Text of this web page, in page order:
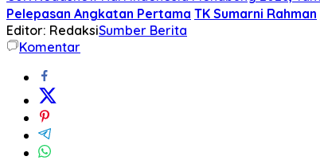
Pelepasan Angkatan Pertama TK Sumarni Rahman
Editor: RedaksiSumber Berita
Komentar